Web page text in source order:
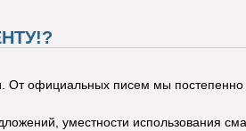
От официальных писем мы
уместности использования